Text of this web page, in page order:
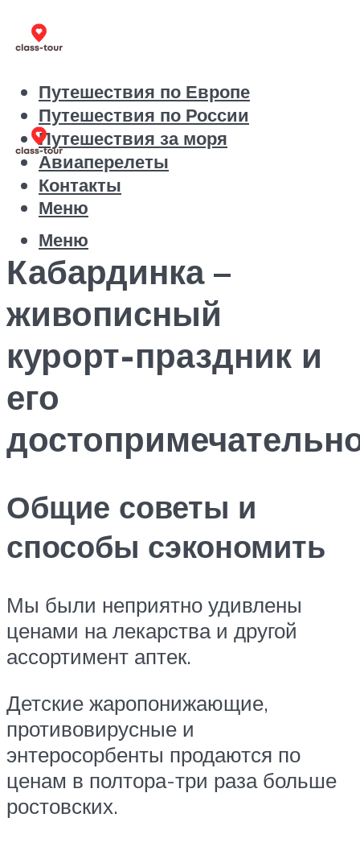
Путешествия по Европе
Путешествия по России
Путешествия за моря
Авиаперелеты
Контакты
Меню
Меню
Кабардинка –
живописный
курорт-праздник и
его
Общие советы и
способы сэкономить
Мы были неприятно удивлены
ценами на лекарства и другой
ассортимент аптек.
Детские жаропонижающие,
противовирусные и
энтеросорбенты продаются по
ценам в полтора-три раза больше
ростовских.